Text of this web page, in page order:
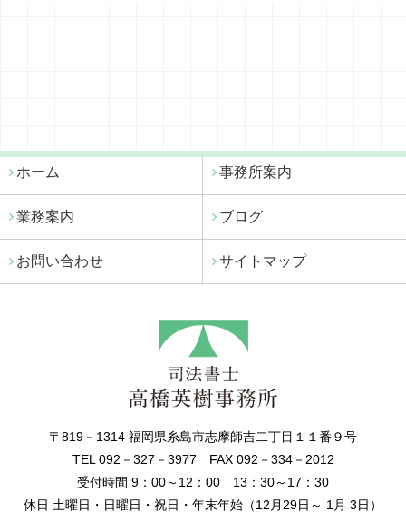
ホーム 事務所案内
業務案内 ブログ
お問い合わせ サイトマップ
〒819－1314 福岡県糸島市志摩師吉二丁目１１番９号
TEL 092－327－3977 FAX 092－334－2012
受付時間 9：00～12：00 13：30～17：30
休日 土曜日・日曜日・祝日・年末年始（12月29日～ 1月 3日）